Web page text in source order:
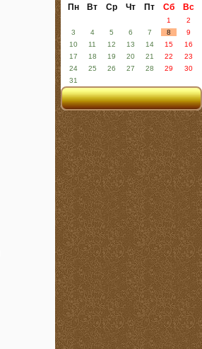
Пн Вт Ср Чт Пт Сб Вс
1
2
3
4 5 6 7 8
9
10
11 12 13 14 15
16
17
18 19 20 21 22
23
24
25 26 27 28 29
30
31